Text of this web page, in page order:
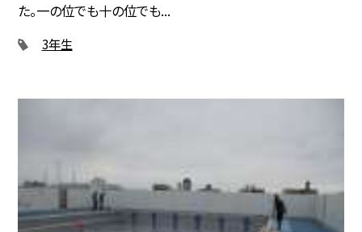
た。一の位でも十の位でも...
3年生